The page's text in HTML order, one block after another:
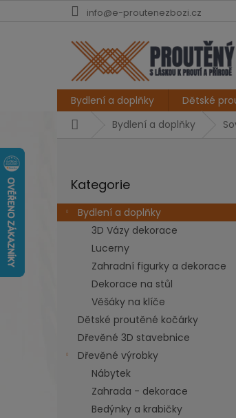
info@e-proutenezbozi.cz
Bydlení a doplňky Dětské
DomůBydlení a doplňky
r
a
kategorie
Kategorie
Bydlení a doplňky
3D Vázy dekorace
Lucerny
Zahradní figurky a dekorace
Dekorace na stůl
Věšáky na klíče
Dětské proutěné kočárky
Dřevěné 3D stavebnice
Dřevěné výrobky
Nábytek
Zahrada - dekorace
Bedýnky a krabičky